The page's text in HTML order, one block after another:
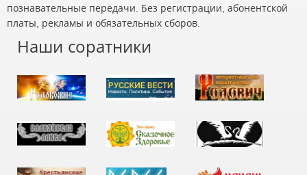
познавательные передачи. Без регистрации, абонентской
платы, рекламы и обязательных сборов.
Наши соратники